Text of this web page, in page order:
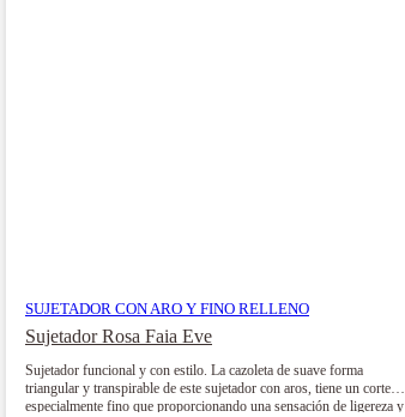
SUJETADOR CON ARO Y FINO RELLENO
Sujetador Rosa Faia Eve
Sujetador funcional y con estilo. La cazoleta de suave forma
triangular y transpirable de este sujetador con aros, tiene un corte
especialmente fino que proporcionando una sensación de ligereza y